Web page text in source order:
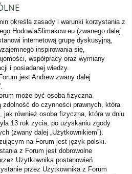
określa zasady i warunki korzystania z
HodowlaSlimakow.eu (zwanego dalej
internetową grupę dyskusyjną,
inspirowania się,
współpracy oraz wymiany
i posiadanej wiedzy.
jest Andrew zwany dalej
może być osoba fizyczna
zdolność do czynności prawnych, która
jak również osoba fizyczna, która w dniu
13 rok życia, po uzyskaniu zgody
(zwany dalej „Użytkownikiem”).
na Forum jest język polski.
z Forum jest dobrowolne
Użytkownika postanowień
przez Użytkownika z Forum